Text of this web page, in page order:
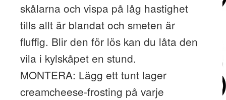
skålarna och vispa på låg hastighet
tills allt är blandat och smeten är
fluffig. Blir den för lös kan du låta den
vila i kylskåpet en stund.
MONTERA: Lägg ett tunt lager
creamcheese-frosting på varje